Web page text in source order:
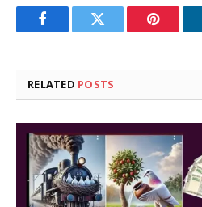
FacebookTwitter
RELATED POSTS